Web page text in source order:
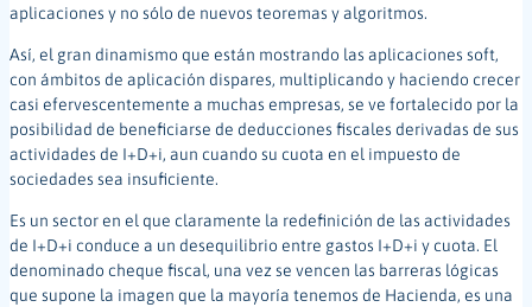
aplicaciones y no sólo de nuevos teoremas y algoritmos.
Así, el gran dinamismo que están mostrando las aplicaciones soft,
con ámbitos de aplicación dispares, multiplicando y haciendo crecer
casi efervescentemente a muchas empresas, se ve fortalecido por la
posibilidad de beneficiarse de deducciones fiscales derivadas de sus
actividades de I+D+i, aun cuando su cuota en el impuesto de
sociedades sea insuficiente.
Es un sector en el que claramente la redefinición de las actividades
de I+D+i conduce a un desequilibrio entre gastos I+D+i y cuota. El
denominado cheque fiscal, una vez se vencen las barreras lógicas
que supone la imagen que la mayoría tenemos de Hacienda, es una